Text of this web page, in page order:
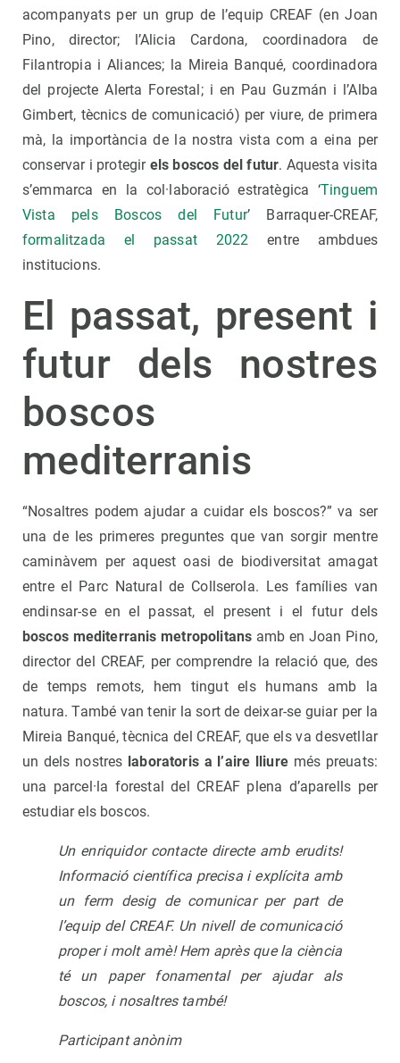
acompanyats per un grup de l’equip CREAF (en Joan
Pino, director; l’Alicia Cardona, coordinadora de
Filantropia i Aliances; la Mireia Banqué, coordinadora
del projecte Alerta Forestal; i en Pau Guzmán i l’Alba
Gimbert, tècnics de comunicació) per viure, de primera
mà, la importància de la nostra vista com a eina per
conservar i protegir els boscos del futur. Aquesta visita
s’emmarca en la col·laboració estratègica ‘Tinguem
Vista pels Boscos del Futur’ Barraquer-CREAF,
formalitzada el passat 2022 entre ambdues
institucions.
El passat, present i
futur dels nostres
boscos
mediterranis
“Nosaltres podem ajudar a cuidar els boscos?” va ser
una de les primeres preguntes que van sorgir mentre
caminàvem per aquest oasi de biodiversitat amagat
entre el Parc Natural de Collserola. Les famílies van
endinsar-se en el passat, el present i el futur dels
boscos mediterranis metropolitans amb en Joan Pino,
director del CREAF, per comprendre la relació que, des
de temps remots, hem tingut els humans amb la
natura. També van tenir la sort de deixar-se guiar per la
Mireia Banqué, tècnica del CREAF, que els va desvetllar
un dels nostres laboratoris a l’aire lliuremés preuats:
una parcel·la forestal del CREAF plena d’aparells per
estudiar els boscos.
Un enriquidor contacte directe amb erudits!
Informació científica precisa i explícita amb
un ferm desig de comunicar per part de
l’equip del CREAF. Un nivell de comunicació
proper i molt amè! Hem après que la ciència
té un paper fonamental per ajudar als
boscos, i nosaltres també!
Participant anònim